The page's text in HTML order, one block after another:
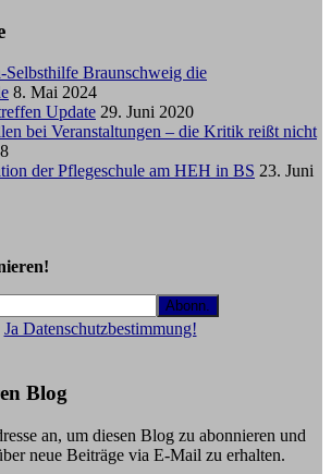
Selbsthilfe Braunschweig die
8. Mai 2024
Update 29. Juni 2020
bei Veranstaltungen – die Kritik reißt nicht
der Pflegeschule am HEH in BS 23. Juni
Ja Datenschutzbestimmung!
Blog
an, um diesen Blog zu abonnieren und
neue Beiträge via E-Mail zu erhalten.